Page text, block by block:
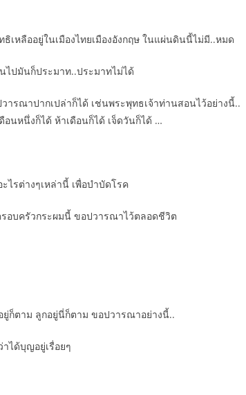
เหลืออยู่ในเมืองไทยเมืองอังกฤษ ในแผ่นดินนี้ไม่มี..หมด
ไปมันก็ประมาท..ประมาทไม่ได้
ารณาปากเปล่าก็ได้ เช่นพระพุทธเจ้าท่านสอนไว้อย่างนี้..
นหนึ่งก็ได้ ห้าเดือนก็ได้ เจ็ดวันก็ได้ …
ไรต่างๆเหล่านี้ เพื่อบำบัดโรค
อบครัวกระผมนี้ ขอปวารณาไว้ตลอดชีวิต
ก็ตาม ลูกอยู่นี่ก็ตาม ขอปวารณาอย่างนี้..
ได้บุญอยู่เรื่อยๆ